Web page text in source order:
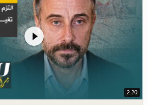
2.20